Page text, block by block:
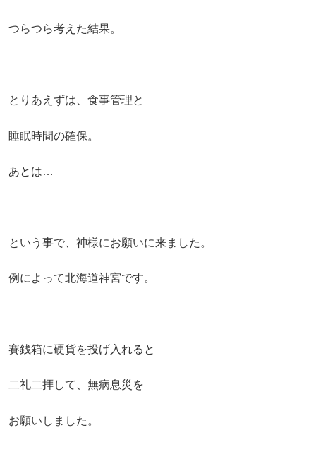
つらつら考えた結果。
とりあえずは、食事管理と
睡眠時間の確保。
あとは…
という事で、神様にお願いに来ました。
例によって北海道神宮です。
賽銭箱に硬貨を投げ入れると
二礼二拝して、無病息災を
お願いしました。